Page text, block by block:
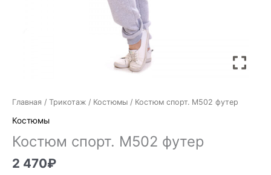
Главная / Трикотаж / Костюмы / Костюм спорт. М502 футер
Костюмы
Костюм спорт. М502 футер
2 470₽